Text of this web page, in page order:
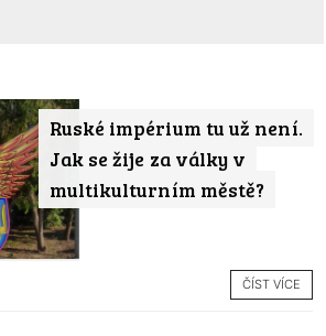
Ruské impérium tu už není.
Jak se žije za války v
multikulturním městě?
ČÍST VÍCE